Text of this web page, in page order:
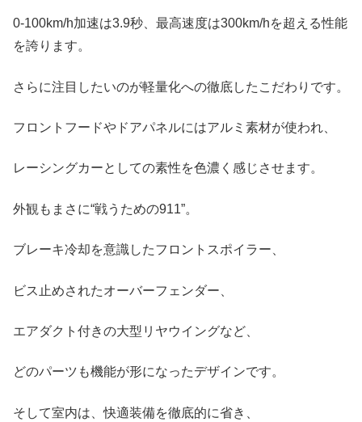
0-100km/h加速は3.9秒、最高速度は300km/hを超える性能
を誇ります。
さらに注目したいのが軽量化への徹底したこだわりです。
フロントフードやドアパネルにはアルミ素材が使われ、
レーシングカーとしての素性を色濃く感じさせます。
外観もまさに“戦うための911”。
ブレーキ冷却を意識したフロントスポイラー、
ビス止めされたオーバーフェンダー、
エアダクト付きの大型リヤウイングなど、
どのパーツも機能が形になったデザインです。
そして室内は、快適装備を徹底的に省き、